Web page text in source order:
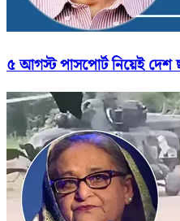
৫ আগস্ট পাসপোর্ট নিয়েই দেশ